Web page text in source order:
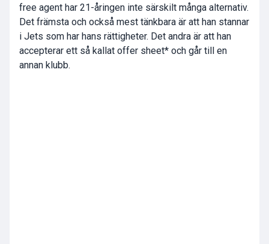
free agent har 21-åringen inte särskilt många alternativ.
Det främsta och också mest tänkbara är att han stannar
i Jets som har hans rättigheter. Det andra är att han
accepterar ett så kallat offer sheet* och går till en
annan klubb.